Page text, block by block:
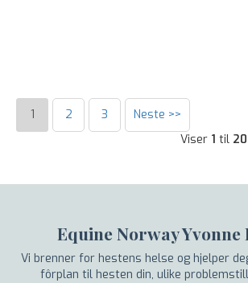
1 2 3
Neste >>
Viser 1 til 20
Equine Norway
Vi brenner for hestens helse og hjelper
fôrplan til hesten din, ulike